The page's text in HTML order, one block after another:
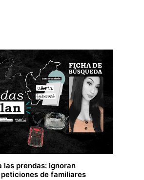
las prendas: Ignoran
de familiares